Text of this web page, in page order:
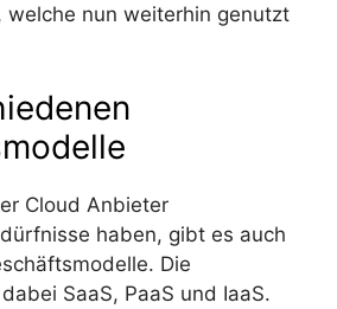
welche nun weiterhin genutzt
Cloud Anbieter
haben, gibt es auch
Die
SaaS, PaaS und IaaS.